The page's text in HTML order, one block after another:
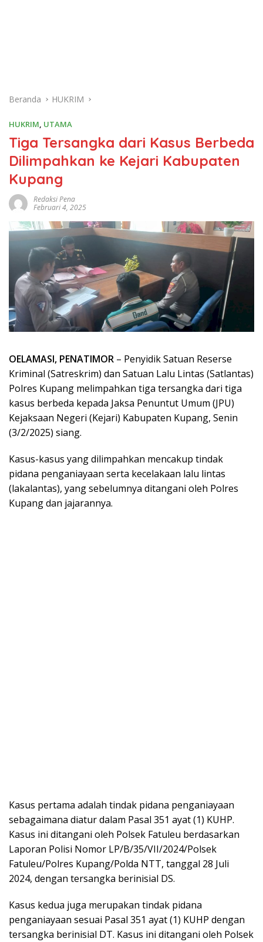
Beranda HUKRIM
HUKRIM, UTAMA
Tiga Tersangka dari Kasus Berbeda
Dilimpahkan ke Kejari Kabupaten
Kupang
Redaksi Pena
Februari 4, 2025
OELAMASI, PENATIMOR – Penyidik Satuan Reserse
Kriminal (Satreskrim) dan Satuan Lalu Lintas (Satlantas)
Polres Kupang melimpahkan tiga tersangka dari tiga
kasus berbeda kepada Jaksa Penuntut Umum (JPU)
Kejaksaan Negeri (Kejari) Kabupaten Kupang, Senin
(3/2/2025) siang.
Kasus-kasus yang dilimpahkan mencakup tindak
pidana penganiayaan serta kecelakaan lalu lintas
(lakalantas), yang sebelumnya ditangani oleh Polres
Kupang dan jajarannya.
Kasus pertama adalah tindak pidana penganiayaan
sebagaimana diatur dalam Pasal 351 ayat (1) KUHP.
Kasus ini ditangani oleh Polsek Fatuleu berdasarkan
Laporan Polisi Nomor LP/B/35/VII/2024/Polsek
Fatuleu/Polres Kupang/Polda NTT, tanggal 28 Juli
2024, dengan tersangka berinisial DS.
Kasus kedua juga merupakan tindak pidana
penganiayaan sesuai Pasal 351 ayat (1) KUHP dengan
tersangka berinisial DT. Kasus ini ditangani oleh Polsek